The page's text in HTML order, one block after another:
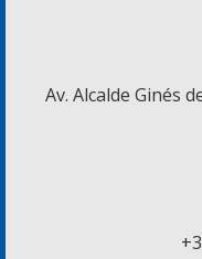
Av. Alcalde Ginés